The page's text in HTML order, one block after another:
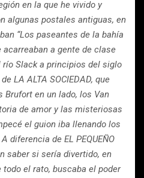
en la que he vivido y
algunas postales antiguas, en
“Los paseantes de la bahía
a gente de clase
Slack a principios del siglo
LA ALTA SOCIEDAD, que
en un lado, los Van
de amor y las misteriosas
el guion iba llenando los
diferencia de EL PEQUEÑO
saber si sería divertido, en
el rato, buscaba el poder